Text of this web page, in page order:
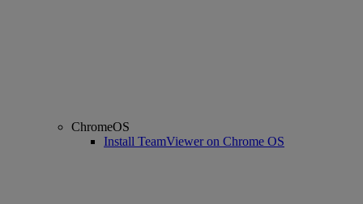
ChromeOS
Install TeamViewer on Chrome OS